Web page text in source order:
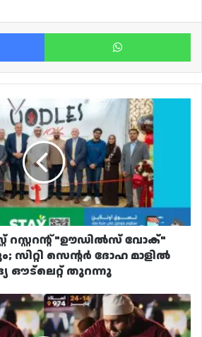
Facebook
റസ്റ്ററന്റ് "ഊഡിൽസ് വോക്"
സിറ്റി സെന്റർ ദോഹ മാളിൽ
ഔട്ലെറ്റ് തുറന്നു